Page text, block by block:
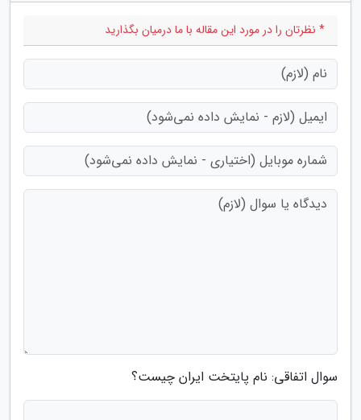
* نظرتان را در مورد این مقاله با ما درمیان بگذارید
سوال اتفاقی: نام پایتخت ایران چیست؟